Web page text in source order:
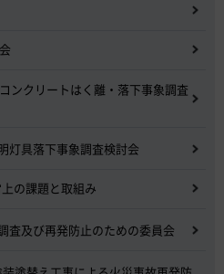
ンクリートはく離・落下事象調査
灯具落下事象調査検討会
の課題と取組み
査及び再発防止のための委員会